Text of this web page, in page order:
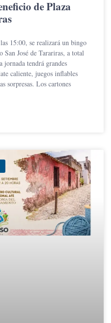
de Plaza
15:00, se realizará un bingo
José de Tarariras, a total
tendrá grandes
caliente, juegos inflables
sorpresas. Los cartones